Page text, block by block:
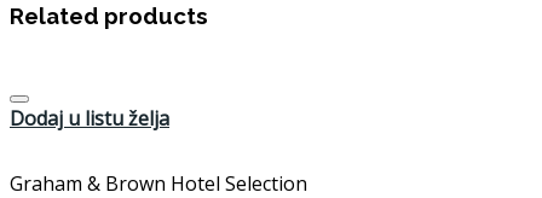
Related products
Dodaj u listu želja
Graham & Brown Hotel Selection